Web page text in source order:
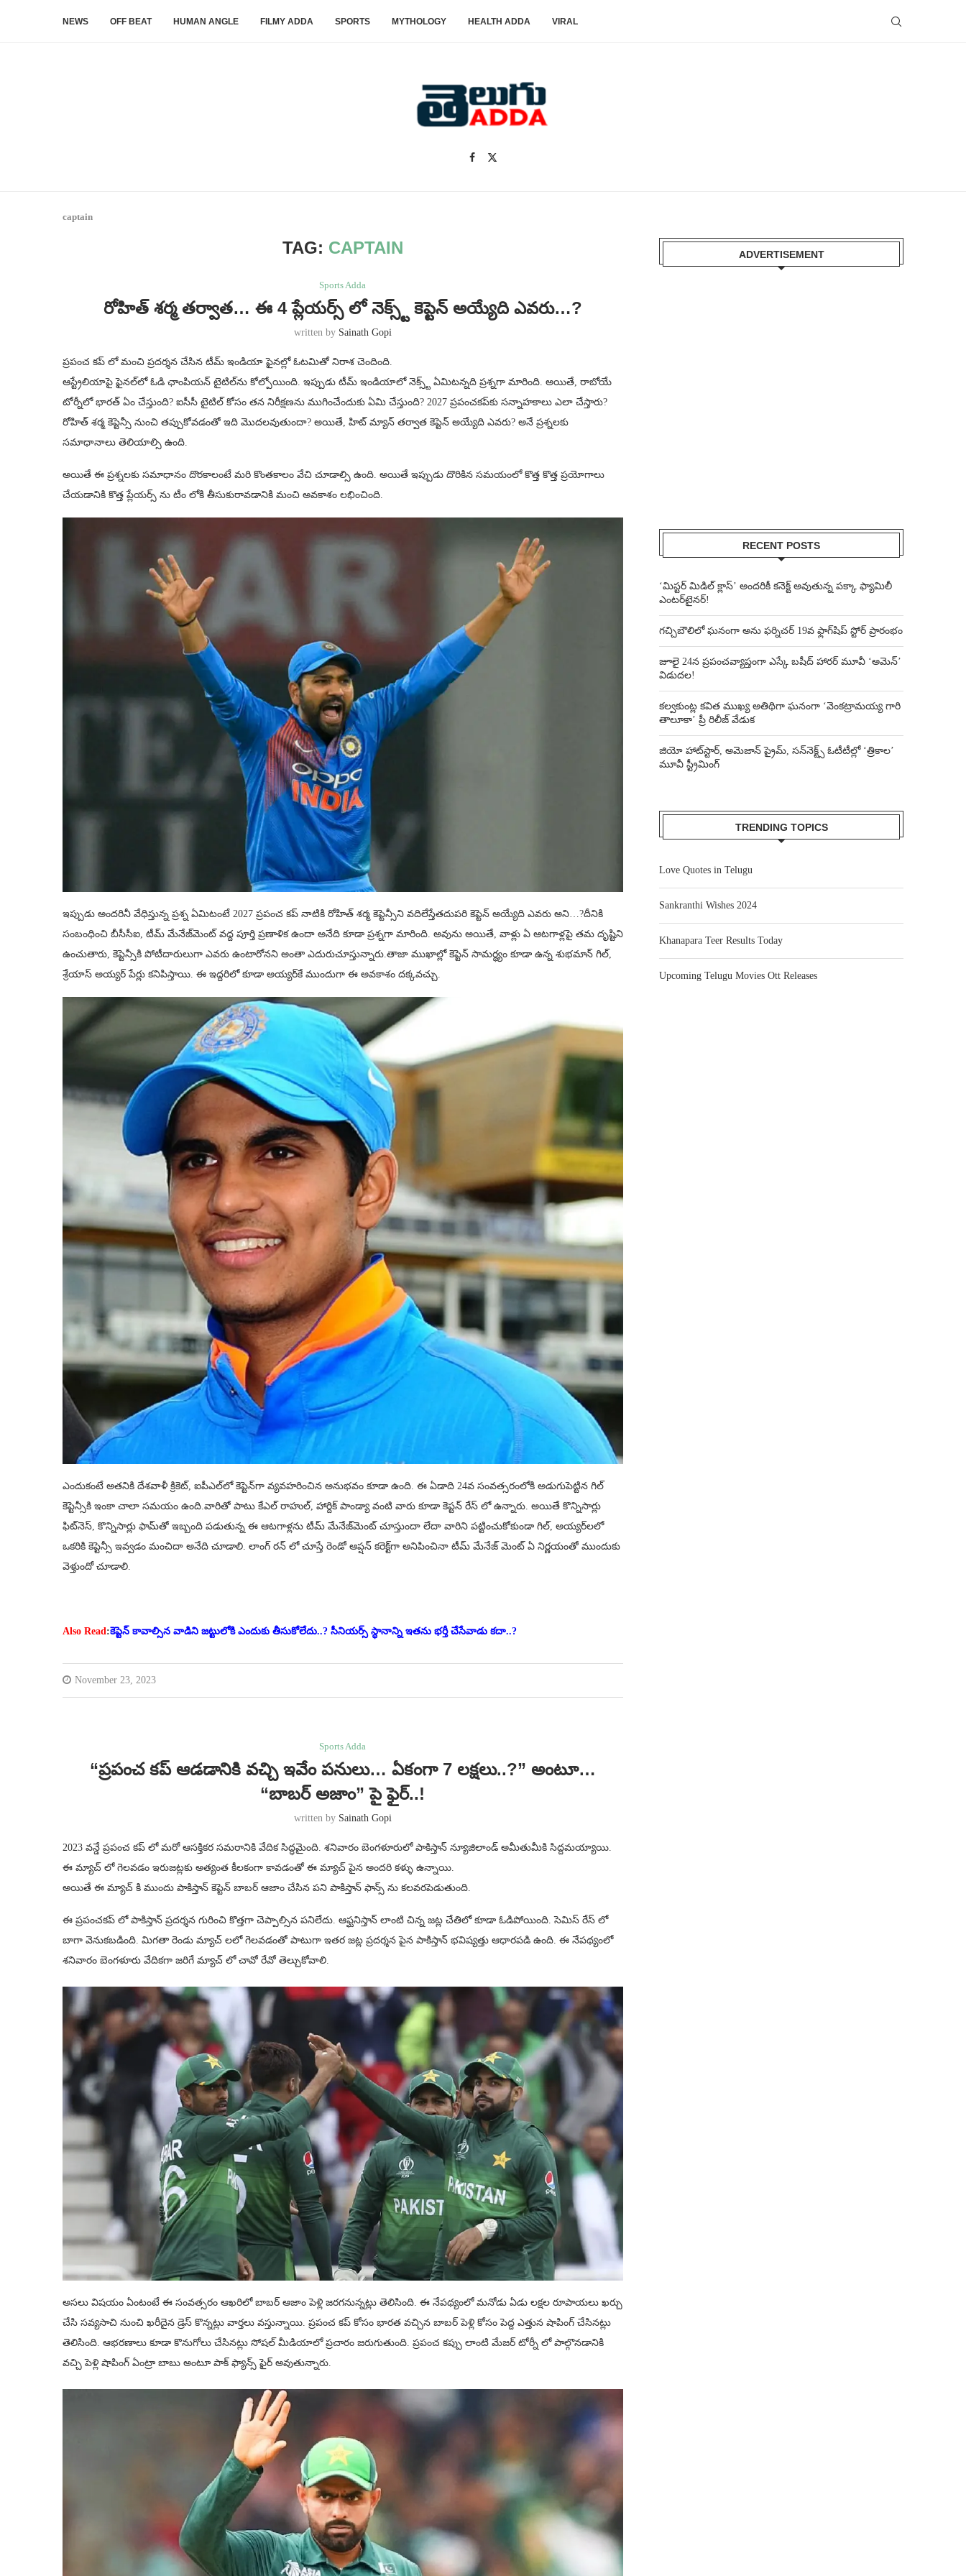
NEWS OFF BEAT HUMAN ANGLE FILMY ADDA SPORTS MYTHOLOGY HEALTH ADDA VIRAL
captain
TAG: CAPTAIN
Sports Adda
రోహిత్ శర్మ తర్వాత… ఈ 4 ప్లేయర్స్ లో నెక్స్ట్ కెప్టెన్ అయ్యేది ఎవరు…?
written by Sainath Gopi
ప్రపంచ కప్ లో మంచి ప్రదర్శన చేసిన టీమ్ ఇండియా ఫైనల్లో ఓటమితో నిరాశ చెందింది.
ఆస్ట్రేలియాపై ఫైనల్‌లో ఓడి ఛాంపియన్‌ టైటిల్‌ను కోల్పోయింది. ఇప్పుడు టీమ్ ఇండియాలో నెక్స్ట్ ఏమిటన్నది ప్రశ్నగా మారింది. అయితే, రాబోయే
టోర్నీలో భారత్ ఏం చేస్తుంది? ఐసీసీ టైటిల్ కోసం తన నిరీక్షణను ముగించేందుకు ఏమి చేస్తుంది? 2027 ప్రపంచకప్‌కు సన్నాహకాలు ఎలా చేస్తారు?
రోహిత్ శర్మ కెప్టెన్సీ నుంచి తప్పుకోవడంతో ఇది మొదలవుతుందా? అయితే, హిట్ మ్యాన్ తర్వాత కెప్టెన్ అయ్యేది ఎవరు? అనే ప్రశ్నలకు
సమాధానాలు తెలియాల్సి ఉంది.
అయితే ఈ ప్రశ్నలకు సమాధానం దొరకాలంటే మరి కొంతకాలం వేచి చూడాల్సి ఉంది. అయితే ఇప్పుడు దొరికిన సమయంలో కొత్త కొత్త ప్రయోగాలు
చేయడానికి కొత్త ప్లేయర్స్ ను టీం లోకి తీసుకురావడానికి మంచి అవకాశం లభించింది.
ఇప్పుడు అందరినీ వేధిస్తున్న ప్రశ్న ఏమిటంటే 2027 ప్రపంచ కప్ నాటికి రోహిత్ శర్మ కెప్టెన్సీని వదిలేస్తేతదుపరి కెప్టెన్ అయ్యేది ఎవరు అని…?దీనికి
సంబంధించి బీసీసీఐ, టీమ్ మేనేజ్‌మెంట్ వద్ద పూర్తి ప్రణాళిక ఉందా అనేది కూడా ప్రశ్నగా మారింది. అవును అయితే, వాళ్లు ఏ ఆటగాళ్లపై తమ దృష్టిని
ఉంచుతారు, కెప్టెన్సీకి పోటీదారులుగా ఎవరు ఉంటారోనని అంతా ఎదురుచూస్తున్నారు.తాజా ముఖాల్లో కెప్టెన్ సామర్థ్యం కూడా ఉన్న శుభమాన్ గిల్,
శ్రేయాస్ అయ్యర్ పేర్లు కనిపిస్తాయి. ఈ ఇద్దరిలో కూడా అయ్యర్‌కే ముందుగా ఈ అవకాశం దక్కవచ్చు.
ఎందుకంటే అతనికి దేశవాళీ క్రికెట్‌, ఐపీఎల్‌లో కెప్టెన్‌గా వ్యవహరించిన అనుభవం కూడా ఉంది. ఈ ఏడాది 24వ సంవత్సరంలోకి అడుగుపెట్టిన గిల్
కెప్టెన్సీకి ఇంకా చాలా సమయం ఉంది.వారితో పాటు కేఎల్ రాహుల్, హార్దిక్ పాండ్యా వంటి వారు కూడా కెప్టన్ రేస్ లో ఉన్నారు. అయితే కొన్నిసార్లు
ఫిట్‌నెస్, కొన్నిసార్లు ఫామ్‌తో ఇబ్బంది పడుతున్న ఈ ఆటగాళ్లను టీమ్ మేనేజ్‌మెంట్ చూస్తుందా లేదా వారిని పట్టించుకోకుండా గిల్, అయ్యర్‌లలో
ఒకరికి కెప్టెన్సీ ఇవ్వడం మంచిదా అనేది చూడాలి. లాంగ్ రన్ లో చూస్తే రెండో ఆప్షన్ కరెక్ట్‌గా అనిపించినా టీమ్ మేనేజ్ మెంట్ ఏ నిర్ణయంతో ముందుకు
వెళ్తుందో చూడాలి.
Also Read:కెప్టెన్ కావాల్సిన వాడిని జట్టులోకి ఎందుకు తీసుకోలేదు..? సీనియర్స్ స్థానాన్ని ఇతను భర్తీ చేసేవాడు కదా..?
November 23, 2023
Sports Adda
“ప్రపంచ కప్ ఆడడానికి వచ్చి ఇవేం పనులు… ఏకంగా 7 లక్షలు..?” అంటూ…
“బాబర్ అజాం” పై ఫైర్..!
written by Sainath Gopi
2023 వన్డే ప్రపంచ కప్ లో మరో ఆసక్తికర సమరానికి వేదిక సిద్ధమైంది. శనివారం బెంగళూరులో పాకిస్తాన్ న్యూజిలాండ్ అమీతుమీకి సిద్దమయ్యాయి.
ఈ మ్యాచ్ లో గెలవడం ఇరుజట్లకు అత్యంత కీలకంగా కావడంతో ఈ మ్యాచ్ పైన అందరి కళ్ళు ఉన్నాయి.
అయితే ఈ మ్యాచ్ కి ముందు పాకిస్తాన్ కెప్టెన్ బాబర్ ఆజాం చేసిన పని పాకిస్తాన్ ఫాన్స్ ను కలవరపెడుతుంది.
ఈ ప్రపంచకప్ లో పాకిస్తాన్ ప్రదర్శన గురించి కొత్తగా చెప్పాల్సిన పనిలేదు. ఆఫ్ఘనిస్తాన్ లాంటి చిన్న జట్ల చేతిలో కూడా ఓడిపోయింది. సెమిస్ రేస్ లో
బాగా వెనుకబడింది. మిగతా రెండు మ్యాచ్ లలో గెలవడంతో పాటుగా ఇతర జట్ల ప్రదర్శన పైన పాకిస్తాన్ భవిష్యత్తు ఆధారపడి ఉంది. ఈ నేపథ్యంలో
శనివారం బెంగళూరు వేదికగా జరిగే మ్యాచ్ లో చావో రేవో తెల్చుకోవాలి.
అసలు విషయం ఏంటంటే ఈ సంవత్సరం ఆఖరిలో బాబర్ ఆజాం పెళ్లి జరగనున్నట్లు తెలిసింది. ఈ నేపథ్యంలో మనోడు ఏడు లక్షల రూపాయలు ఖర్చు
చేసి సవ్యసాచి నుంచి ఖరీదైన డ్రెస్ కొన్నట్లు వార్తలు వస్తున్నాయి. ప్రపంచ కప్ కోసం భారత వచ్చిన బాబర్ పెళ్లి కోసం పెద్ద ఎత్తున షాపింగ్ చేసినట్లు
తెలిసింది. ఆభరణాలు కూడా కొనుగోలు చేసినట్లు సోషల్ మీడియాలో ప్రచారం జరుగుతుంది. ప్రపంచ కప్పు లాంటి మేజర్ టోర్నీ లో పాల్గొనడానికి
వచ్చి పెళ్లి షాపింగ్ ఏంట్రా బాబు అంటూ పాక్ ఫ్యాన్స్ ఫైర్ అవుతున్నారు.
ADVERTISEMENT
RECENT POSTS
‘మిస్టర్ మిడిల్ క్లాస్’ అందరికీ కనెక్ట్ అవుతున్న పక్కా ఫ్యామిలీ
ఎంటర్‌టైనర్!
గచ్చిబౌలిలో ఘనంగా అను ఫర్నిచర్ 19వ ఫ్లాగ్‌షిప్ స్టోర్ ప్రారంభం
జూలై 24న ప్రపంచవ్యాప్తంగా ఎస్కే బషీద్‌ హారర్ మూవీ ‘అమెన్’
విడుదల!
కల్వకుంట్ల కవిత ముఖ్య అతిథిగా ఘనంగా ‘వెంకట్రామయ్య గారి
తాలూకా’ ప్రీ రిలీజ్ వేడుక
జియో హాట్‌స్టార్, అమెజాన్ ప్రైమ్, సన్‌నెక్ట్స్ ఓటీటీల్లో ‘త్రికాల’
మూవీ స్ట్రీమింగ్
TRENDING TOPICS
Love Quotes in Telugu
Sankranthi Wishes 2024
Khanapara Teer Results Today
Upcoming Telugu Movies Ott Releases